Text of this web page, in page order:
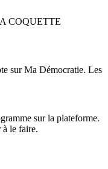
COQUETTE
sur Ma Démocratie. Les
sur la plateforme.
le faire.